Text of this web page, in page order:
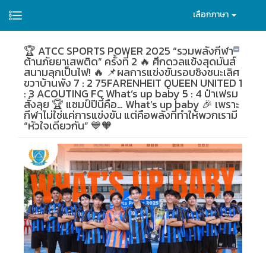
เลือกภาษา
🏆 ATCC SPORTS POWER 2025 “รวมพลังกีฬา
ต้านภัยยาเสพติด” ครั้งที่ 2 🔥 ศึกดวลแข้งสุดมันส์
สนามลุกเป็นไฟ! 🔥 📌ผลการแข่งขันรอบชิงชนะเลิศ
ขวาบ้านพัง 7 : 2 75FARENHEIT QUEEN UNITED 1
: 3 ACOUTING FC What’s up baby 5 : 4 ป๋าเฟรม
สั่งลุย 🏆 แชมป์ปีนี้คือ… What’s up baby 🎉 เพราะ
กีฬาไม่ใช่แค่การแข่งขัน แต่คือพลังที่ทำให้พวกเรามี
“หัวใจเดียวกัน” 💙🧡